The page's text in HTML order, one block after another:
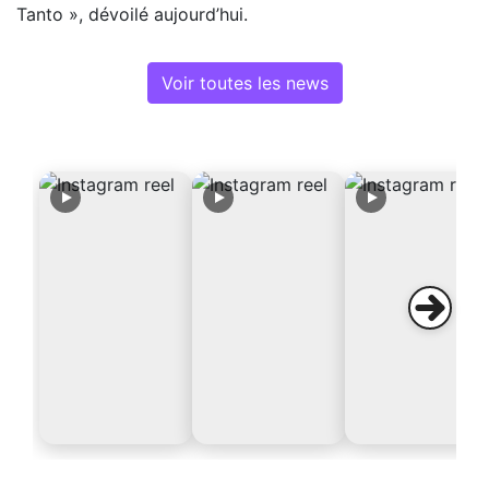
Tanto », dévoilé aujourd’hui.
Voir toutes les news